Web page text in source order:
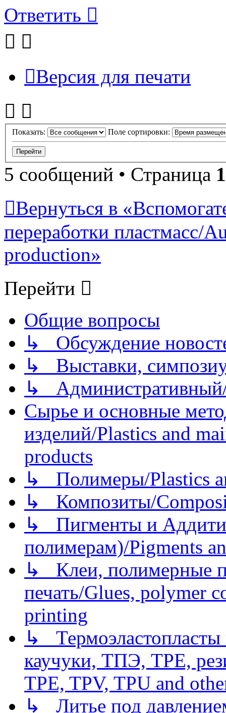
Ответить
Версия для печати
Показать: Поле сортировки:
5 сообщений • Страница 1
Вернуться в
переработки пластмасс/
production»
Перейти
Общие вопросы
↳ Обсуждение
↳ Выставки,
↳
Сырье и основные
изделий/Plastics and
products
↳ Полимеры/Plastics
↳ Композиты/
↳ Пигменты и
полимерам)/Pigments
↳ Клеи, полимерные
печать/Glues, polymer
printing
↳
каучуки, ТПЭ, TPE,
TPE, TPV, TPU and
↳ Литье под